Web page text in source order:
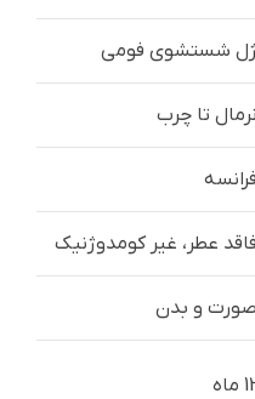
ژل شستشوی فومی
نرمال تا چرب
فرانسه
فاقد عطر، غیر کومدوژنیک
صورت و بدن